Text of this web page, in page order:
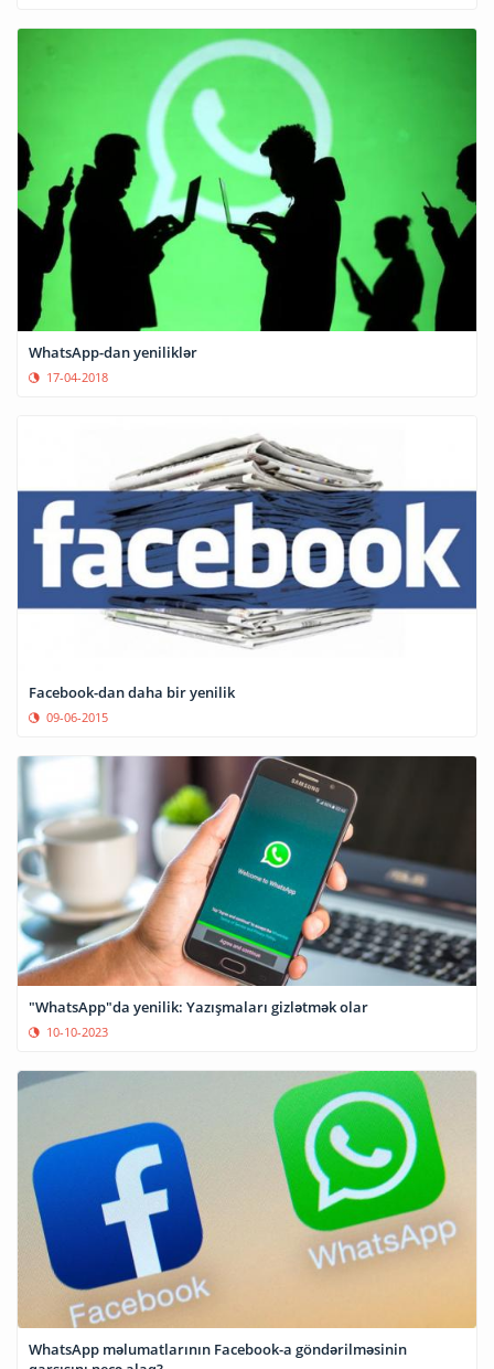
WhatsApp-dan yeniliklər
17-04-2018
Facebook-dan daha bir yenilik
09-06-2015
"WhatsApp"da yenilik: Yazışmaları gizlətmək olar
10-10-2023
WhatsApp məlumatlarının Facebook-a göndərilməsinin